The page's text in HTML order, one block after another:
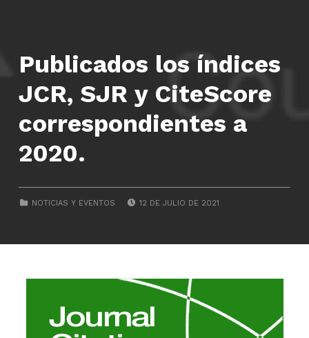
Publicados los índices
JCR, SJR y CiteScore
correspondientes a
2020.
CATEGORIZED IN:
NOTICIAS Y EVENTOS 12 DE JULIO DE 2021